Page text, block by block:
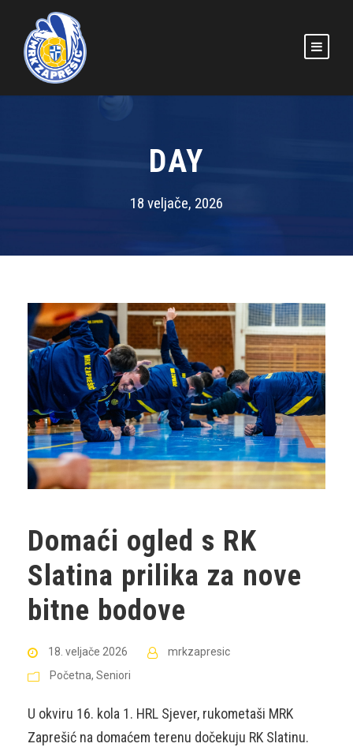
DAY
18 veljače, 2026
Domaći ogled s RK
Slatina prilika za nove
bitne bodove
18. veljače 2026
mrkzapresic
Početna, Seniori
U okviru 16. kola 1. HRL Sjever, rukometaši MRK
Zaprešić na domaćem terenu dočekuju RK Slatinu.